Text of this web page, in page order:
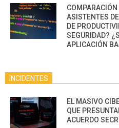
ASISTENTES
DE
SEGURIDAD?
APLICACIÓN
INCIDENTES
EL MASIVO
QUE
ACUERDO